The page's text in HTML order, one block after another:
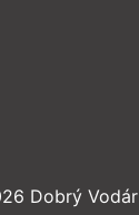
Dobrý Vodár